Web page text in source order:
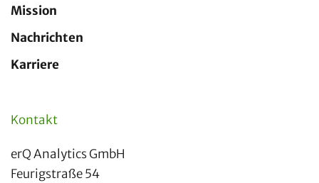
Mission
Nachrichten
Karriere
Kontakt
erQ Analytics GmbH
Feurigstraße 54